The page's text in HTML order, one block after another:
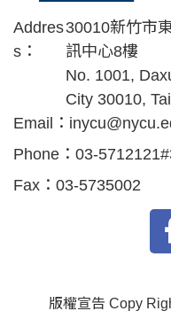
Addres
s：
30010新竹市
訊中心8樓
No. 1001,
City 30010,
Email：
Phone： 03-
Fax： 03-5735002
版權宣告 Copy